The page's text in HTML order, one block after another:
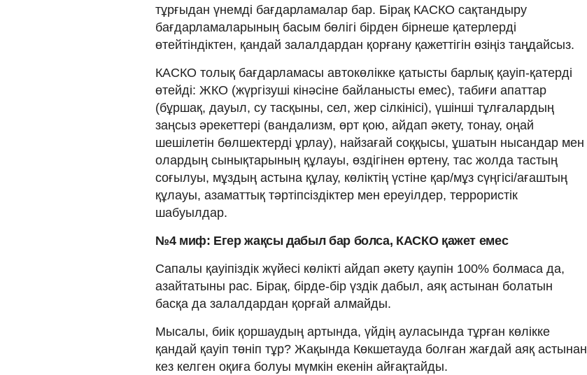
тұрғыдан үнемді бағдарламалар бар. Бірақ КАСКО сақтандыру
бағдарламаларының басым бөлігі бірден бірнеше қатерлерді
өтейтіндіктен, қандай залалдардан қорғану қажеттігін өзіңіз таңдайсыз.
КАСКО толық бағдарламасы автокөлікке қатысты барлық қауіп-қатерді
өтейді: ЖКО (жүргізуші кінәсіне байланысты емес), табиғи апаттар
(бұршақ, дауыл, су тасқыны, сел, жер сілкінісі), үшінші тұлғалардың
заңсыз әрекеттері (вандализм, өрт қою, айдап әкету, тонау, оңай
шешілетін бөлшектерді ұрлау), найзағай соққысы, ұшатын нысандар мен
олардың сынықтарының құлауы, өздігінен өртену, тас жолда тастың
соғылуы, мұздың астына құлау, көліктің үстіне қар/мұз сүңгісі/ағаштың
құлауы, азаматтық тәртіпсіздіктер мен ереуілдер, террористік
шабуылдар.
№4 миф: Егер жақсы дабыл бар болса, КАСКО қажет емес
Сапалы қауіпіздік жүйесі көлікті айдап әкету қаупін 100% болмаса да,
азайтатыны рас. Бірақ, бірде-бір үздік дабыл, аяқ астынан болатын
басқа да залалдардан қорғай алмайды.
Мысалы, биік қоршаудың артында, үйдің ауласында тұрған көлікке
қандай қауіп төніп тұр? Жақында Көкшетауда болған жағдай аяқ астынан
кез келген оқиға болуы мүмкін екенін айғақтайды.